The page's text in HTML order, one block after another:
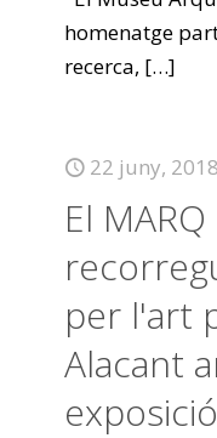
homenatge
recerca, […]
22 juny, 2018
El
per l'art
Alacant
exposició